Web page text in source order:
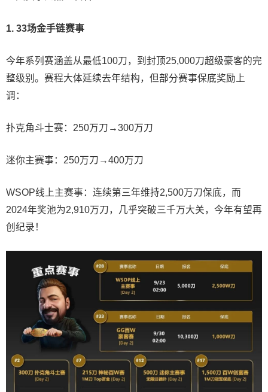
1. 33场金手链赛事
今年系列赛涵盖从最低100刀，到封顶25,000刀超级豪客的完
整级别。赛程大体延续去年结构，但部分赛事保底奖励上
调：
扑克角斗士赛：250万刀→300万刀
迷你主赛事：250万刀→400万刀
WSOP线上主赛事：连续第三年维持2,500万刀保底，而
2024年奖池为2,910万刀，几乎突破三千万大关，今年有望再
创纪录！